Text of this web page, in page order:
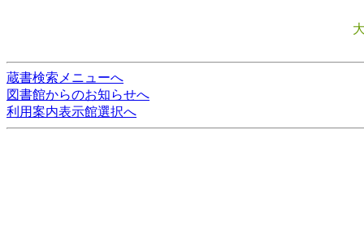
蔵書検索メニューへ
図書館からのお知らせへ
利用案内表示館選択へ